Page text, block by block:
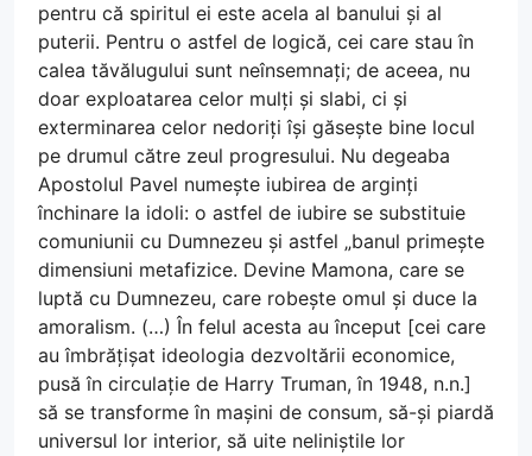
pentru că spiritul ei este acela al banului și al
puterii. Pentru o astfel de logică, cei care stau în
calea tăvălugului sunt neînsemnați; de aceea, nu
doar exploatarea celor mulți și slabi, ci și
exterminarea celor nedoriți își găsește bine locul
pe drumul către zeul progresului. Nu degeaba
Apostolul Pavel numește iubirea de arginți
închinare la idoli: o astfel de iubire se substituie
comuniunii cu Dumnezeu și astfel „banul primește
dimensiuni metafizice. Devine Mamona, care se
luptă cu Dumnezeu, care robește omul și duce la
amoralism. (…) În felul acesta au început [cei care
au îmbrățișat ideologia dezvoltării economice,
pusă în circulație de Harry Truman, în 1948, n.n.]
să se transforme în mașini de consum, să-și piardă
universul lor interior, să uite neliniștile lor